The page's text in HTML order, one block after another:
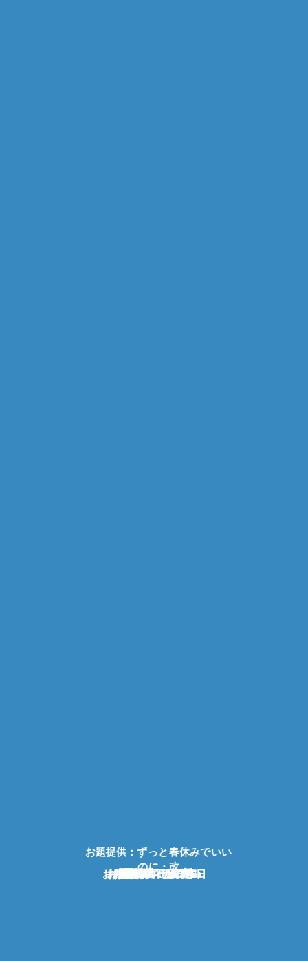
お題提供：せんだい
お題提供：警邏
お題提供：セブ牛
お題提供：セブ牛
お題提供：せんだい
お題提供：セブ牛
お題提供：せんだい
お題提供：石と日曜日
お題提供：セブ牛
お題提供：セブ牛
お題提供：せんだい
お題提供：セブ牛
お題提供：セブ牛
お題提供：ずっと春休みでいい
のに・改
お題提供：セブ牛
お題提供：アッサム
お題提供：せんだい
お題提供：セブ牛
お題提供：セブ牛